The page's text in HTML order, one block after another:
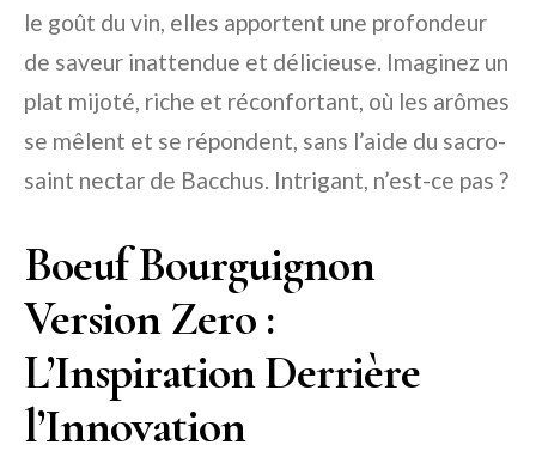
le goût du vin, elles apportent une profondeur
de saveur inattendue et délicieuse. Imaginez un
plat mijoté, riche et réconfortant, où les arômes
se mêlent et se répondent, sans l’aide du sacro-
saint nectar de Bacchus. Intrigant, n’est-ce pas ?
Boeuf Bourguignon
Version Zero :
L’Inspiration Derrière
l’Innovation